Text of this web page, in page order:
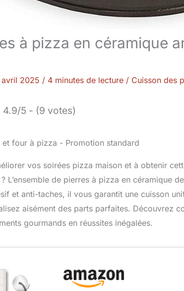
à pizza en céramique
2025 / 4 minutes de lecture / Cuisson des
4.9/5 - (9 votes)
vos soirées pizza maison et à obtenir
L’ensemble de pierres à pizza en céramique
et anti-taches, il vous garantit une cuisson
aisément des parts parfaites. Découvrez
gourmands en réussites inégalées.